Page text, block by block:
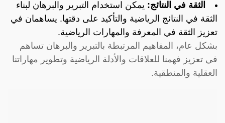
الثقة في النتائج: يمكن استخدام التبرير والبرهان لبناء
الثقة في النتائج الرياضية والتأكيد على دقتها. يساهمان في
تعزيز الثقة في المعرفة والمهارات الرياضية.
بشكل عام، المفاهيم المرتبطة بالتبرير والبرهان تساهم
في تعزيز فهمنا للعلاقات والأدلة الرياضية وتطوير مهاراتنا
العقلية والمنطقية.